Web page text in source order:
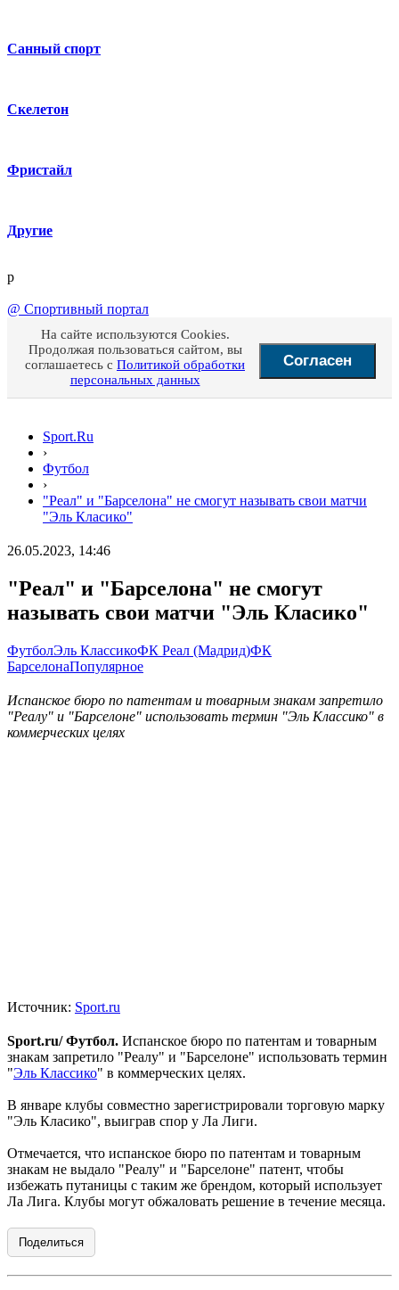
Санный спорт
Скелетон
Фристайл
Другие
p
@ Спортивный портал
На сайте используются Cookies.
Продолжая пользоваться сайтом, вы
соглашаетесь с Политикой обработки
персональных данных
Согласен
Sport.Ru
›
Футбол
›
"Реал" и "Барселона" не смогут называть свои матчи
"Эль Класико"
26.05.2023, 14:46
"Реал" и "Барселона" не смогут
называть свои матчи "Эль Класико"
ФутболЭль КлассикоФК Реал (Мадрид)ФК
БарселонаПопулярное
Испанское бюро по патентам и товарным знакам запретило
"Реалу" и "Барселоне" использовать термин "Эль Классико" в
коммерческих целях
Источник: Sport.ru
Sport.ru/ Футбол. Испанское бюро по патентам и товарным
знакам запретило "Реалу" и "Барселоне" использовать термин
"Эль Классико" в коммерческих целях.
В январе клубы совместно зарегистрировали торговую марку
"Эль Класико", выиграв спор у Ла Лиги.
Отмечается, что испанское бюро по патентам и товарным
знакам не выдало "Реалу" и "Барселоне" патент, чтобы
избежать путаницы с таким же брендом, который использует
Ла Лига. Клубы могут обжаловать решение в течение месяца.
Поделиться